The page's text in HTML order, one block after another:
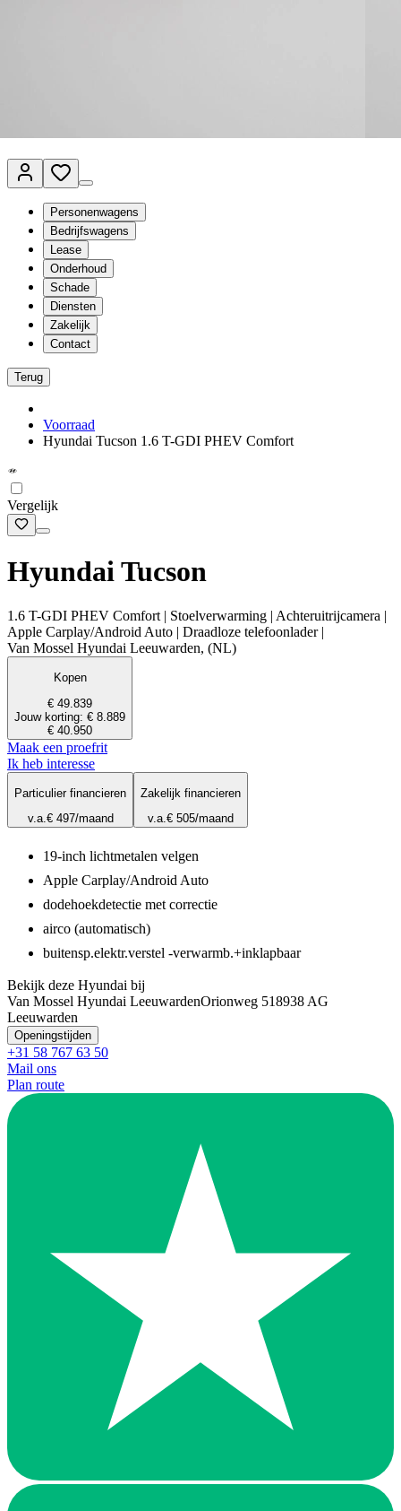
Personenwagens
Bedrijfswagens
Lease
Onderhoud
Schade
Diensten
Zakelijk
Contact
Terug
Voorraad
Hyundai Tucson 1.6 T-GDI PHEV Comfort
Vergelijk
Hyundai Tucson
1.6 T-GDI PHEV Comfort | Stoelverwarming | Achteruitrijcamera |
Apple Carplay/Android Auto | Draadloze telefoonlader |
Van Mossel Hyundai Leeuwarden, (NL)
Kopen
€ 49.839
Jouw korting: € 8.889
€ 40.950
Maak een proefrit
Ik heb interesse
Particulier financieren
v.a.€ 497/maand
Zakelijk financieren
v.a.€ 505/maand
19-inch lichtmetalen velgen
Apple Carplay/Android Auto
dodehoekdetectie met correctie
airco (automatisch)
buitensp.elektr.verstel -verwarmb.+inklapbaar
Bekijk deze Hyundai bij
Van Mossel Hyundai LeeuwardenOrionweg 518938 AG
Leeuwarden
Openingstijden
+31 58 767 63 50
Mail ons
Plan route